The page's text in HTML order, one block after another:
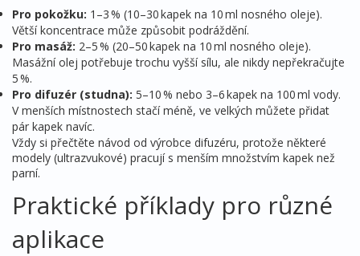
Pro pokožku: 1–3 % (10–30 kapek na 10 ml nosného oleje).
Větší koncentrace může způsobit podráždění.
Pro masáž: 2–5 % (20–50 kapek na 10 ml nosného oleje).
Masážní olej potřebuje trochu vyšší sílu, ale nikdy nepřekračujte
5 %.
Pro difuzér (studna): 5–10 % nebo 3–6 kapek na 100 ml vody.
V menších místnostech stačí méně, ve velkých můžete přidat
pár kapek navíc.
Vždy si přečtěte návod od výrobce difuzéru, protože některé
modely (ultrazvukové) pracují s menším množstvím kapek než
parní.
Praktické příklady pro různé
aplikace